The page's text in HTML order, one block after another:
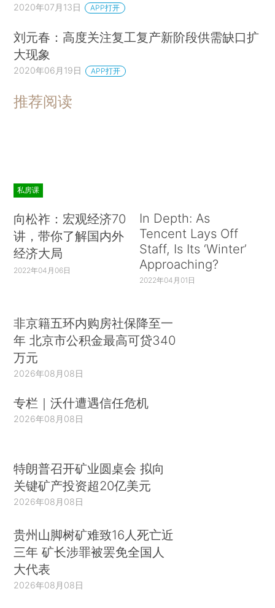
2020年07月13日 APP打开
刘元春：高度关注复工复产新阶段供需缺口扩
大现象
2020年06月19日 APP打开
推荐阅读
私房课
向松祚：宏观经济70
讲，带你了解国内外
经济大局
2022年04月06日
In Depth: As
Tencent Lays Off
Staff, Is Its ‘Winter’
Approaching?
2022年04月01日
非京籍五环内购房社保降至一
年 北京市公积金最高可贷340
万元
2026年08月08日
专栏｜沃什遭遇信任危机
2026年08月08日
特朗普召开矿业圆桌会 拟向
关键矿产投资超20亿美元
2026年08月08日
贵州山脚树矿难致16人死亡近
三年 矿长涉罪被罢免全国人
大代表
2026年08月08日